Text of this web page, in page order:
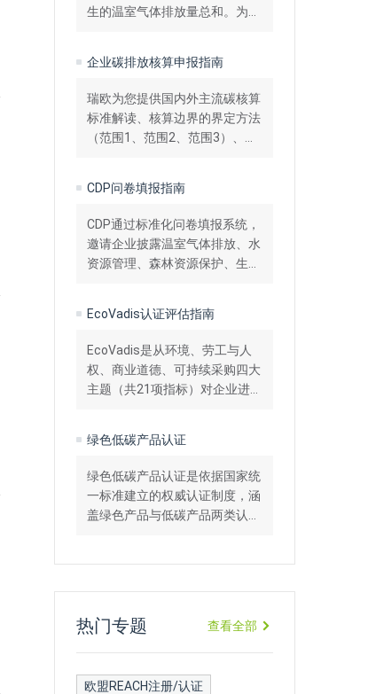
生的温室气体排放量总和。为您
法指南、最新政策动态及第三方
核查认证服务。
企业碳排放核算申报指南
瑞欧为您提供国内外主流碳核算
标准解读、核算边界的界定方法
（范围1、范围2、范围3）、最
企业精准摸清碳家底，制定有效
减排策略。
CDP问卷填报指南
CDP通过标准化问卷填报系统，
邀请企业披露温室气体排放、水
资源管理、森林资源保护、生物
读、各模块高分应答技巧、数据
收集方法及专业披露咨询服务。
EcoVadis认证评估指南
EcoVadis是从环境、劳工与人
权、商业道德、可持续采购四大
主题（共21项指标）对企业进行
析、高效应答策略及证据准备指
导等全方位技术服务。
绿色低碳产品认证
绿色低碳产品认证是依据国家统
一标准建立的权威认证制度，涵
盖绿色产品与低碳产品两类认
技术咨询服务。
热门专题 查看全部
欧盟REACH注册/认证